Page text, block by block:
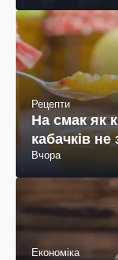
Рецепти
На смак як
кабачків не
Вчора
Економіка